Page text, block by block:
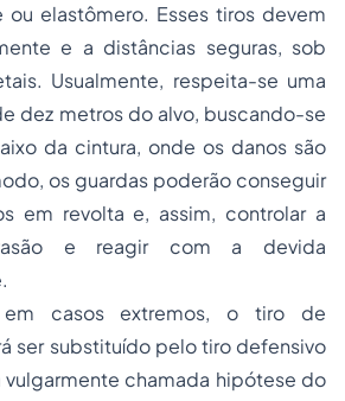
elastômero. Esses tiros devem
e a distâncias seguras, sob
Usualmente, respeita-se uma
dez metros do alvo, buscando-se
da cintura, onde os danos são
os guardas poderão conseguir
em revolta e, assim, controlar a
e reagir com a devida
casos extremos, o tiro de
ser substituído pelo tiro defensivo
chamada hipótese do